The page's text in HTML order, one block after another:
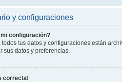
y configuraciones
configuración?
tus datos y configuraciones están
sus datos y preferencias.
correcta!